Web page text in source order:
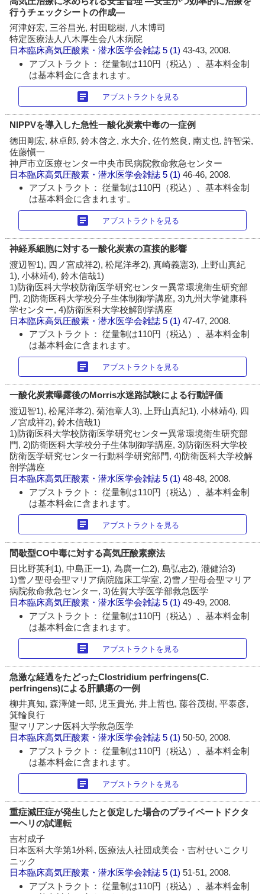
行うチェックシートの作成―
河津好宏, 三谷昌光, 村田聡樹, 八木博司
特定医療法人八木厚生会八木病院
日本臨床高気圧酸素・潜水医学会雑誌 5 (1)43-43, 2008.
アブストラクト： 従量制は110円（税込）、基本料金制
は基本料金に含まれます。
article アブストラクトを見る
NIPPVを導入した急性一酸化炭素中毒の一症例
徳田剛宏, 林卓郎, 鈴木啓之, 水大介, 佐竹悠良, 南丈也, 許智栄,
佐藤愼一
神戸市立医療センター中央市民病院救命救急センター
日本臨床高気圧酸素・潜水医学会雑誌 5 (1)46-46, 2008.
アブストラクト： 従量制は110円（税込）、基本料金制
は基本料金に含まれます。
article アブストラクトを見る
神経系細胞に対する一酸化炭素の直接的影響
渡辺智1), 四ノ宮成祥2), 松尾洋孝2), 真崎義憲3), 上野山真紀
1), 小林靖4), 鈴木信哉1)
1)防衛医科大学校防衛医学研究センター異常環境衛生研究部
門, 2)防衛医科大学校分子生体制御学講座, 3)九州大学健康科
学センター, 4)防衛医科大学校解剖学講座
日本臨床高気圧酸素・潜水医学会雑誌 5 (1)47-47, 2008.
アブストラクト： 従量制は110円（税込）、基本料金制
は基本料金に含まれます。
article アブストラクトを見る
一酸化炭素曝露後のMorris水迷路試験による行動評価
渡辺智1), 松尾洋孝2), 菊池章人3), 上野山真紀1), 小林靖4), 四
ノ宮成祥2), 鈴木信哉1)
1)防衛医科大学校防衛医学研究センター異常環境衛生研究部
門, 2)防衛医科大学校分子生体制御学講座, 3)防衛医科大学校
防衛医学研究センター行動科学研究部門, 4)防衛医科大学校解
剖学講座
日本臨床高気圧酸素・潜水医学会雑誌 5 (1)48-48, 2008.
アブストラクト： 従量制は110円（税込）、基本料金制
は基本料金に含まれます。
article アブストラクトを見る
間歇型CO中毒に対する高気圧酸素療法
日比野英利1), 中島正一1), 為廣一仁2), 島弘志2), 瀧健治3)
1)雪ノ聖母会聖マリア病院臨床工学室, 2)雪ノ聖母会聖マリア
病院救命救急センター, 3)佐賀大学医学部救急医学
日本臨床高気圧酸素・潜水医学会雑誌 5 (1)49-49, 2008.
アブストラクト： 従量制は110円（税込）、基本料金制
は基本料金に含まれます。
article アブストラクトを見る
急激な経過をたどったClostridium perfringens(C.
perfringens)による肝膿瘍の一例
柳井真知, 森澤健一郎, 児玉貴光, 井上哲也, 藤谷茂樹, 平泰彦,
箕輪良行
聖マリアンナ医科大学救急医学
日本臨床高気圧酸素・潜水医学会雑誌 5 (1)50-50, 2008.
アブストラクト： 従量制は110円（税込）、基本料金制
は基本料金に含まれます。
article アブストラクトを見る
重症減圧症が発生したと仮定した場合のプライベートドクタ
ーヘリの試運転
吉村成子
日本医科大学第1外科, 医療法人社団成美会・吉村せいこクリ
ニック
日本臨床高気圧酸素・潜水医学会雑誌 5 (1)51-51, 2008.
アブストラクト： 従量制は110円（税込）、基本料金制